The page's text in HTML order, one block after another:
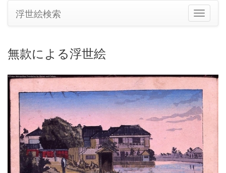
ナ
ビ
ン
切
り
替
え
浮世絵検索
無款による浮世絵